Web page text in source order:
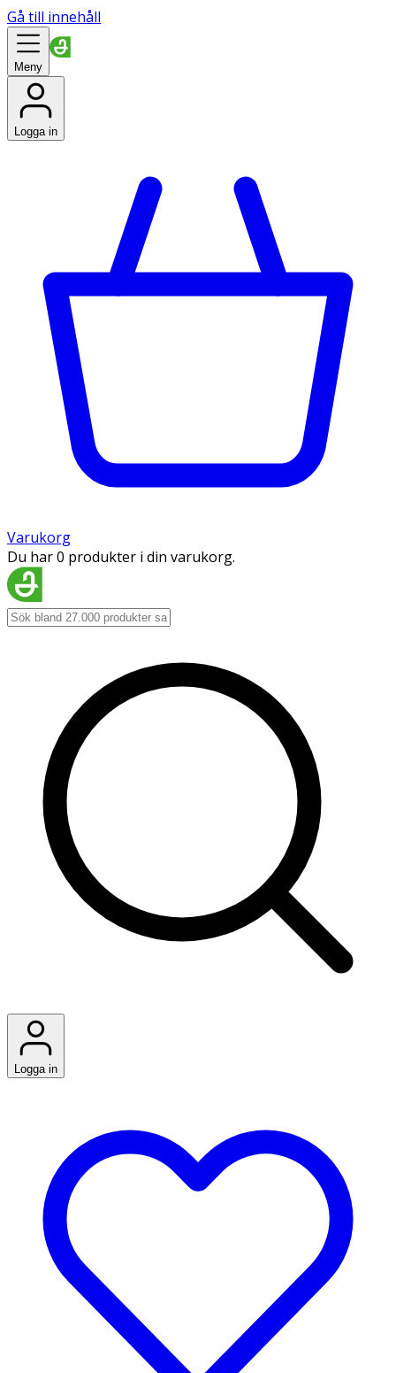
Gå till innehåll
Meny
Logga in
Varukorg
Du har 0 produkter i din varukorg.
Logga in